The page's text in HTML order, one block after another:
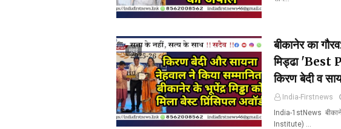
मुंबई
बीकानेर का
मिड्ढा 'Best
किरण बेदी व
India-Firstnews
India-1stNews
Institute) …